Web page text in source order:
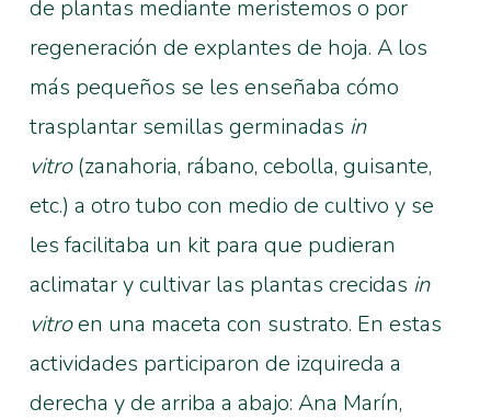
de plantas mediante meristemos o por
regeneración de explantes de hoja. A los
más pequeños se les enseñaba cómo
trasplantar semillas germinadas in
vitro(zanahoria, rábano, cebolla, guisante,
etc.) a otro tubo con medio de cultivo y se
les facilitaba un kit para que pudieran
aclimatar y cultivar las plantas crecidas in
vitroen una maceta con sustrato. En estas
actividades participaron de izquireda a
derecha y de arriba a abajo: Ana Marín,